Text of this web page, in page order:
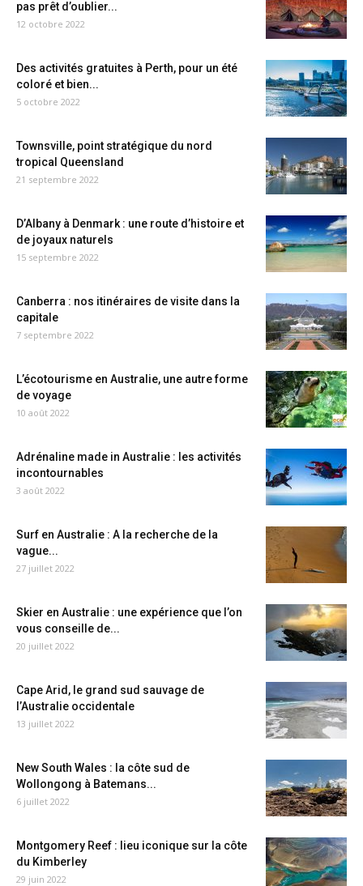
pas prêt d’oublier...
12 octobre 2022
Des activités gratuites à Perth, pour un été
coloré et bien...
5 octobre 2022
Townsville, point stratégique du nord
tropical Queensland
21 septembre 2022
D’Albany à Denmark : une route d’histoire et
de joyaux naturels
15 septembre 2022
Canberra : nos itinéraires de visite dans la
capitale
7 septembre 2022
L’écotourisme en Australie, une autre forme
de voyage
10 août 2022
Adrénaline made in Australie : les activités
incontournables
3 août 2022
Surf en Australie : A la recherche de la
vague...
27 juillet 2022
Skier en Australie : une expérience que l’on
vous conseille de...
20 juillet 2022
Cape Arid, le grand sud sauvage de
l’Australie occidentale
13 juillet 2022
New South Wales : la côte sud de
Wollongong à Batemans...
6 juillet 2022
Montgomery Reef : lieu iconique sur la côte
du Kimberley
29 juin 2022